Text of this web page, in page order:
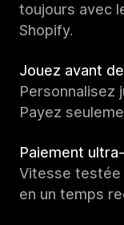
toujours avec
Shopify.
Jouez avant
Personnalisez
Payez
Paiement
Vitesse testée
en un temps